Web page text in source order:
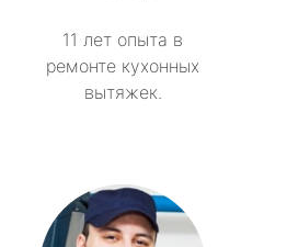
11 лет опыта в
ремонте кухонных
вытяжек.